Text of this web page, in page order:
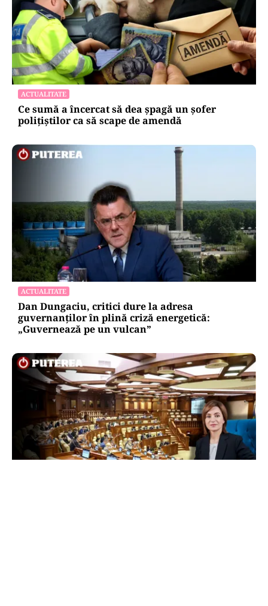
ACTUALITATE
Ce sumă a încercat să dea șpagă un șofer
polițiștilor ca să scape de amendă
ACTUALITATE
Dan Dungaciu, critici dure la adresa
guvernanților în plină criză energetică:
„Guvernează pe un vulcan”